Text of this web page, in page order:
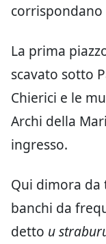
La prima
scavato sotto
Chierici e le
Archi della
ingresso.
Qui dimora
banchi da
detto u